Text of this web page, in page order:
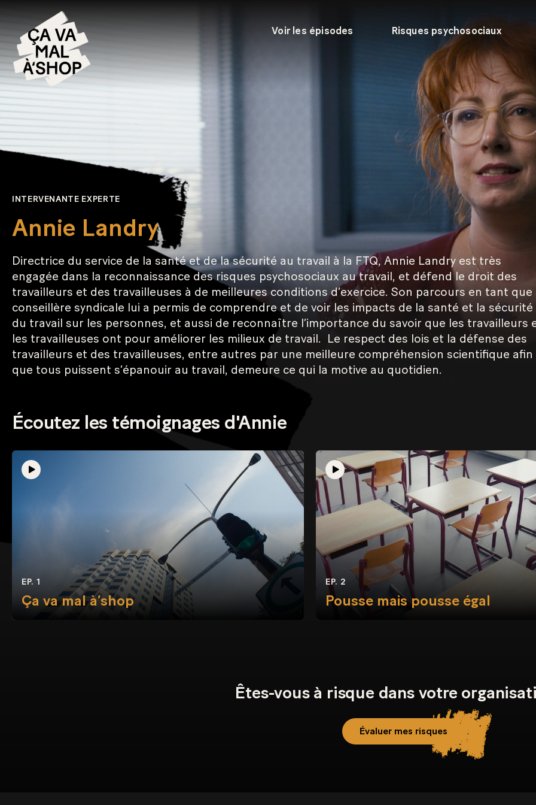
Voir les épisodes Risques psychosociaux
INTERVENANTE EXPERTE
Annie Landry
Directrice du service de la santé et de la sécurité au travail à la FTQ, Annie Landry est très
engagée dans la reconnaissance des risques psychosociaux au travail, et défend le droit des
travailleurs et des travailleuses à de meilleures conditions d’exercice. Son parcours en tant que
conseillère syndicale lui a permis de comprendre et de voir les impacts de la santé et la sécurité
du travail sur les personnes, et aussi de reconnaître l’importance du savoir que les travailleurs
les travailleuses ont pour améliorer les milieux de travail. Le respect des lois et la défense des
travailleurs et des travailleuses, entre autres par une meilleure compréhension scientifique afin
que tous puissent s’épanouir au travail, demeure ce qui la motive au quotidien.
Écoutez les témoignages d'Annie
EP. 1
Ça va mal à’shop
EP. 2
Pousse mais pousse égal
Êtes-vous à risque dans votre
Évaluer mes risques